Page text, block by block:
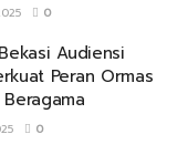
0
Audiensi
Peran Ormas
0